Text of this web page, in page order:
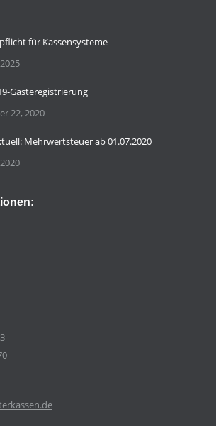
für Kassensysteme
Gästeregistrierung
22, 2020
Mehrwertsteuer ab 01.07.2020